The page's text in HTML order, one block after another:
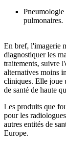
Pneumologie
pulmonaires.
En bref, l'imagerie
diagnostiquer les
traitements, suivre
alternatives moins
cliniques. Elle joue
de santé de haute
Les produits que
pour les
autres entités de
Europe.